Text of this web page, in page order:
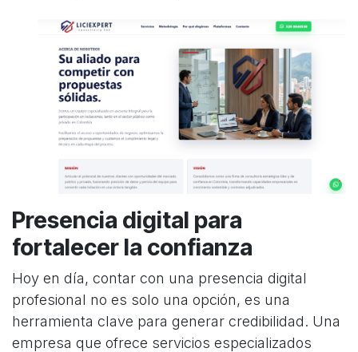
Presencia digital para
fortalecer la confianza
Hoy en día, contar con una presencia digital
profesional no es solo una opción, es una
herramienta clave para generar credibilidad. Una
empresa que ofrece servicios especializados